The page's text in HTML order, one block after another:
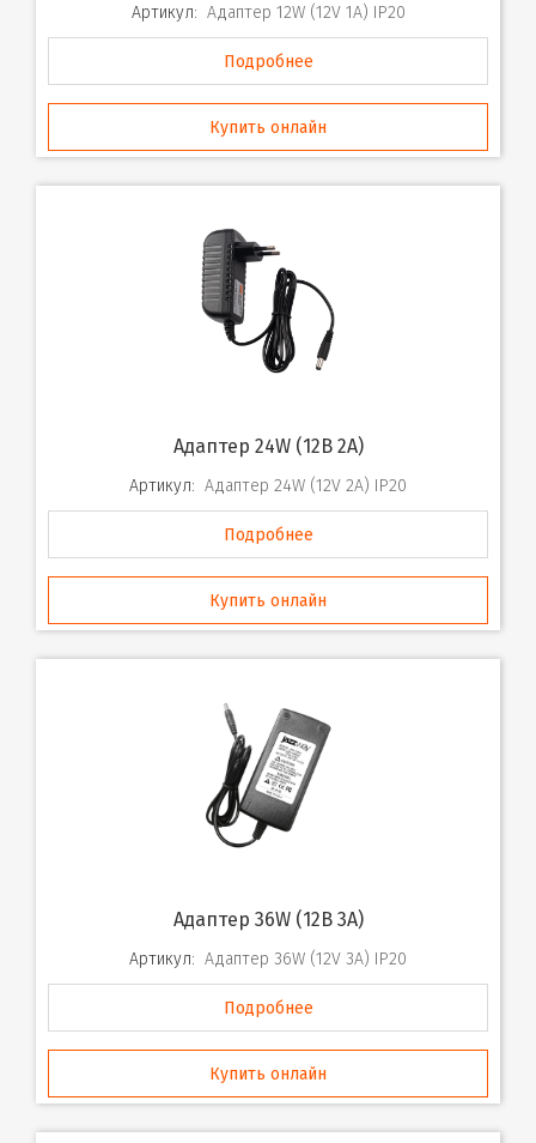
Артикул: Адаптер 12W (12V 1A) IP20
Подробнее
Купить онлайн
Адаптер 24W (12B 2A)
Артикул: Адаптер 24W (12V 2A) IP20
Подробнее
Купить онлайн
Адаптер 36W (12B 3A)
Артикул: Адаптер 36W (12V 3A) IP20
Подробнее
Купить онлайн